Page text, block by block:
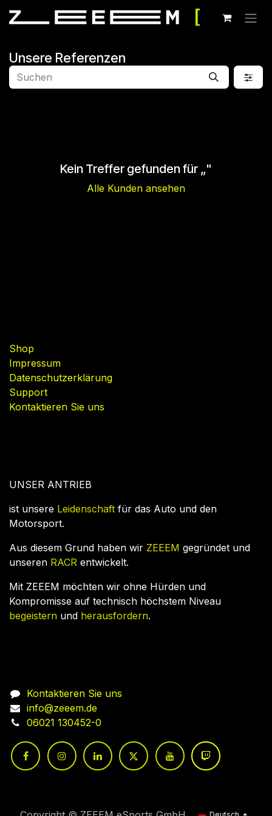
Unsere Referenzen
Kein Treffer gefunden für „"
Alle Kunden ansehen
Shop
Impressum
Datenschutzerklärung
Support
Kontaktieren Sie uns
UNSER ANTRIEB
ist unsere Leidenschaft für das Auto und den
Motorsport.
Aus diesem Grund haben wir ZEEEM gegründet und
unseren RACR entwickelt.
Mit ZEEEM möchten wir ohne Hürden und
Kompromisse auf technisch höchstem Niveau
begeistern und herausfordern.
Kontaktieren Sie uns
info@zeeem.de
06021 130452-0